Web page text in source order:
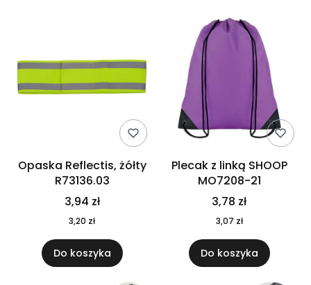
Opaska Reflectis, żółty
R73136.03
3,94 zł
3,20 zł
Do koszyka
Plecak z linką SHOOP
MO7208-21
3,78 zł
3,07 zł
Do koszyka